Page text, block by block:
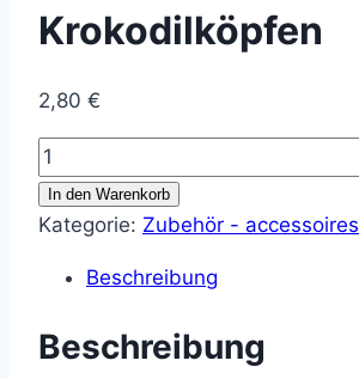
Krokodilköpfen
2,80 €
Verbindungskabel
mit
Krokodilköpfen
In den Warenkorb
Kategorie: Zubehör - accessoires
Beschreibung
Beschreibung